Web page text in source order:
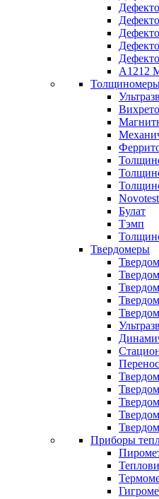
А1212
Novotest
Булат
Тэмп
Твердомеры
Приборы